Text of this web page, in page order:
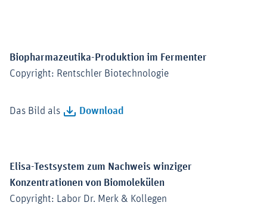
Biopharmazeutika-Produktion im Fermenter
Copyright: Rentschler Biotechnologie
Das Bild als Download
Elisa-Testsystem zum Nachweis winziger
Konzentrationen von Biomolekülen
Copyright: Labor Dr. Merk & Kollegen